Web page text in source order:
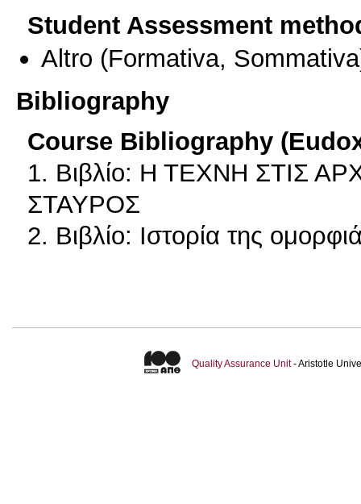
Student Assessment
Altro (Formativa,
Bibliography
Course Bibliography
1. Βιβλίο: Η ΤΕΧΝΗ ΣΤΙΣ
ΣΤΑΥΡΟΣ
2. Βιβλίο: Ιστορία της
Quality Assurance Unit- Aristotle